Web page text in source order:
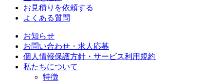
お見積りを依頼する
よくある質問
お知らせ
お問い合わせ・求人応募
個人情報保護方針・サービス利用規約
私たちについて
特徴